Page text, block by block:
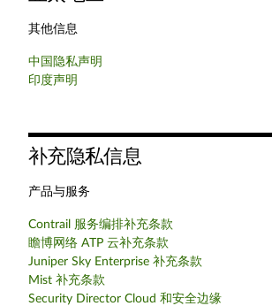
其他信息
中国隐私声明
印度声明
补充隐私信息
产品与服务
Contrail 服务编排补充条款
瞻博网络 ATP 云补充条款
Juniper Sky Enterprise 补充条款
Mist 补充条款
Security Director Cloud 和安全边缘